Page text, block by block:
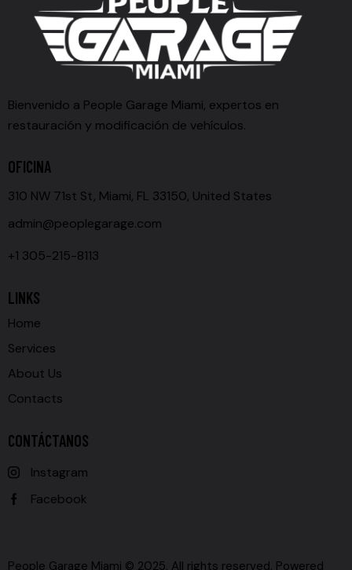
Bienvenido a People Garage Miami, expertos en
restauración y modificación de vehículos.
OFICINA
310 NW 71st St, Miami, FL 33150, United States
admin@peoplegarage.com
+1 305-215-8113
LINKS
Home
Services
About Us
Contacts
CONTÁCTANOS
Instagram
Facebook
People Garage Miami © 2025. All rights reserved. Powered